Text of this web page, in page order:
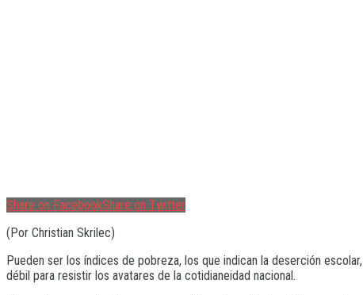
Share on FacebookShare on Twitter
(Por Christian Skrilec)
Pueden ser los índices de pobreza, los que indican la deserción
débil para resistir los avatares de la cotidianeidad nacional.